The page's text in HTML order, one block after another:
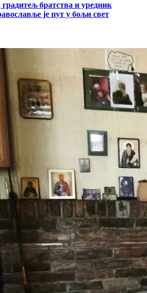
братства и уредник
је пут у бољи свет